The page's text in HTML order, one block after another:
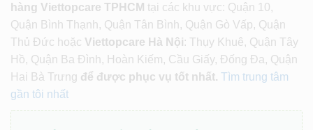
hàng Viettopcare TPHCM tại các khu vực: Quận 10,
Quận Bình Thạnh, Quận Tân Bình, Quận Gò Vấp, Quận
Thủ Đức hoặc Viettopcare Hà Nội: Thụy Khuê, Quận Tây
Hồ, Quận Ba Đình, Hoàn Kiếm, Cầu Giấy, Đống Đa, Quận
Hai Bà Trưng để được phục vụ tốt nhất. Tìm trung tâm
gần tôi nhất